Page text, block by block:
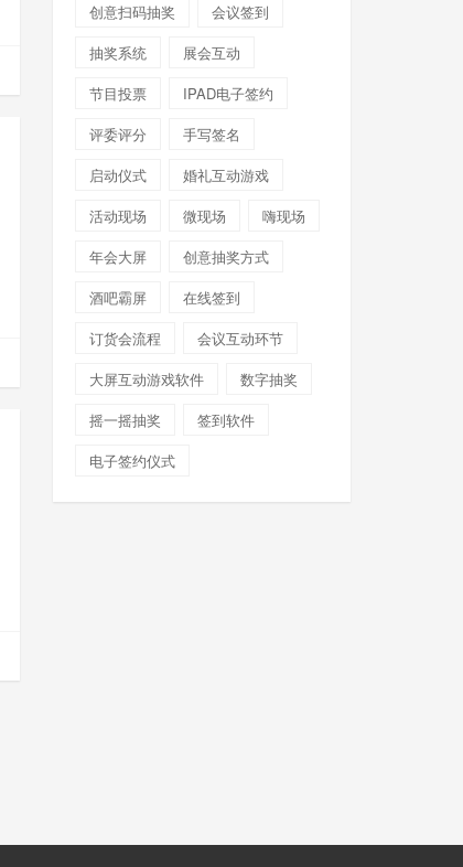
创意扫码抽奖
会议签到
抽奖系统
展会互动
节目投票
IPAD电子签约
评委评分
手写签名
启动仪式
婚礼互动游戏
活动现场
微现场
嗨现场
年会大屏
创意抽奖方式
酒吧霸屏
在线签到
订货会流程
会议互动环节
大屏互动游戏软件
数字抽奖
摇一摇抽奖
签到软件
电子签约仪式